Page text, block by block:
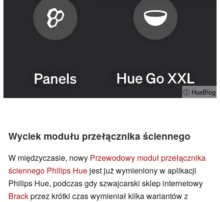
ⓘ HueBlog
Wyciek modułu przełącznika ściennego
W międzyczasie, nowy Przewodowy moduł przełącznika
ściennego Philips Hue jest już wymieniony w aplikacji
Philips Hue, podczas gdy szwajcarski sklep internetowy
Brackprzez krótki czas wymieniał kilka wariantów z